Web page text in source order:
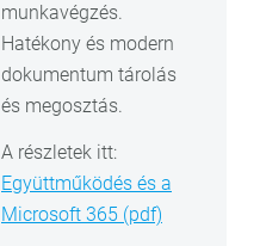
munkavégzés.
Hatékony és modern
dokumentum tárolás
és megosztás.
A részletek itt:
Együttműködés és a
Microsoft 365 (pdf)